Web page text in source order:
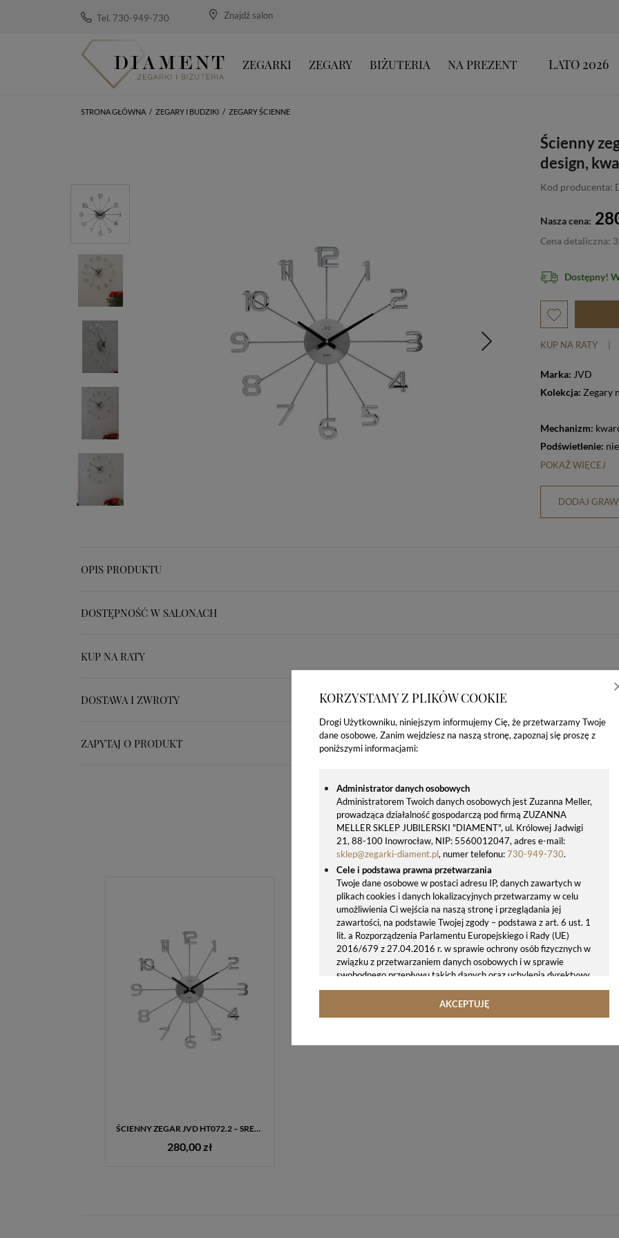
KORZYSTAMY Z PLIKÓW COOKIE
Drogi Użytkowniku, niniejszym informujemy Cię, że przetwarzamy Twoje
dane osobowe. Zanim wejdziesz na naszą stronę, zapoznaj się proszę z
poniższymi informacjami:
Administrator danych osobowych
Administratorem Twoich danych osobowych jest Zuzanna Meller,
prowadząca działalność gospodarczą pod firmą ZUZANNA
MELLER SKLEP JUBILERSKI "DIAMENT", ul. Królowej Jadwigi
21, 88-100 Inowrocław, NIP: 5560012047, adres e-mail:
sklep@zegarki-diament.pl, numer telefonu:730-949-730.
Cele i podstawa prawna przetwarzania
Twoje dane osobowe w postaci adresu IP, danych zawartych w
plikach cookies i danych lokalizacyjnych przetwarzamy w celu
umożliwienia Ci wejścia na naszą stronę i przeglądania jej
zawartości, na podstawie Twojej zgody – podstawa z art. 6 ust. 1
lit. a Rozporządzenia Parlamentu Europejskiego i Rady (UE)
2016/679 z 27.04.2016 r. w sprawie ochrony osób fizycznych w
związku z przetwarzaniem danych osobowych i w sprawie
swobodnego przepływu takich danych oraz uchylenia dyrektywy
95/46/WE (ogólne rozporządzenie o ochronie danych, tj. RODO).
Twoje dane osobowe możemy udostępniać hostingodawcy. Takie
zgodnie z naszymi poleceniami. Przekazujemy Twoje dane poza
AKCEPTUJĘ
Tel. 730-949-730 Znajdź salon
ZEGARKI ZEGARY BIŻUTERIA NA PREZENT LATO 2026
STRONA GŁÓWNA / ZEGARY I BUDZIKI / ZEGARY ŚCIENNE
Ścienny
design,
Kod producenta:
Nasza cena:
Cena detaliczna:
Dostępny!
KUP NA RATY
Marka: JVD
Kolekcja: Zegary
Mechanizm:
Podświetlenie: nie
POKAŻ WIĘCEJ
DODAJ
OPIS PRODUKTU
DOSTĘPNOŚĆ W SALONACH
KUP NA RATY
DOSTAWA I ZWROTY
ZAPYTAJ O PRODUKT
OSTATNIO OGLĄDANE PRODUKTY
ŚCIENNY ZEGAR JVD HT072.2 – SREBRNY DESIGN, KWARCOWY MECHANIZM, 49 CM
280,00 zł